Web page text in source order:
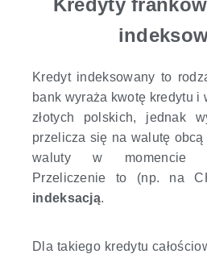
Kredyty
Kredyt indeksowany to
bank wyraża kwotę kredytu i
złotych polskich, jednak
przelicza się na walutę obcą
waluty w momencie
Przeliczenie to (np. na
indeksacją.
Dla takiego kredytu